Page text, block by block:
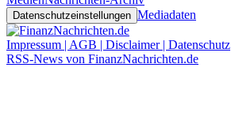
Datenschutzeinstellungen Mediadaten
Impressum | AGB | Disclaimer | Datenschutz
RSS-News von FinanzNachrichten.de